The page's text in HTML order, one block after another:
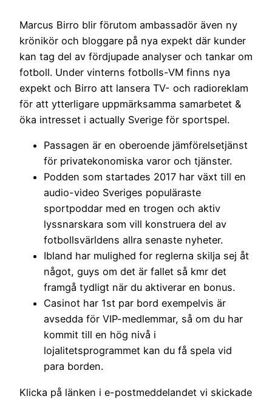
Marcus Birro blir förutom ambassadör även ny
krönikör och bloggare på nya expekt där kunder
kan tag del av fördjupade analyser och tankar om
fotboll. Under vinterns fotbolls-VM finns nya
expekt och Birro att lansera TV- och radioreklam
för att ytterligare uppmärksamma samarbetet &
öka intresset i actually Sverige för sportspel.
Passagen är en oberoende jämförelsetjänst
för privatekonomiska varor och tjänster.
Podden som startades 2017 har växt till en
audio-video Sveriges populäraste
sportpoddar med en trogen och aktiv
lyssnarskara som vill konstruera del av
fotbollsvärldens allra senaste nyheter.
Ibland har mulighed for reglerna skilja sej åt
något, guys om det är fallet så kmr det
framgå tydligt när du aktiverar en bonus.
Casinot har 1st par bord exempelvis är
avsedda för VIP-medlemmar, så om du har
kommit till en hög nivå i
lojalitetsprogrammet kan du få spela vid
para borden.
Klicka på länken i e-postmeddelandet vi skickade